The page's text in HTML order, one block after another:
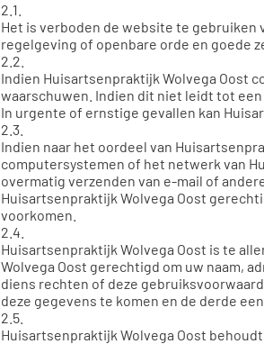
2.1.
Het is verboden de website te
regelgeving of openbare orde en goede
2.2.
Indien Huisartsenpraktijk Wolvega Oost
waarschuwen. Indien dit niet leidt tot
In urgente of ernstige gevallen kan
2.3.
Indien naar het oordeel van
computersystemen of het netwerk van
overmatig verzenden van e-mail of
Huisartsenpraktijk Wolvega Oost
voorkomen.
2.4.
Huisartsenpraktijk Wolvega Oost is te
Wolvega Oost gerechtigd om uw naam,
diens rechten of deze
deze gegevens te komen en de derde
2.5.
Huisartsenpraktijk Wolvega Oost